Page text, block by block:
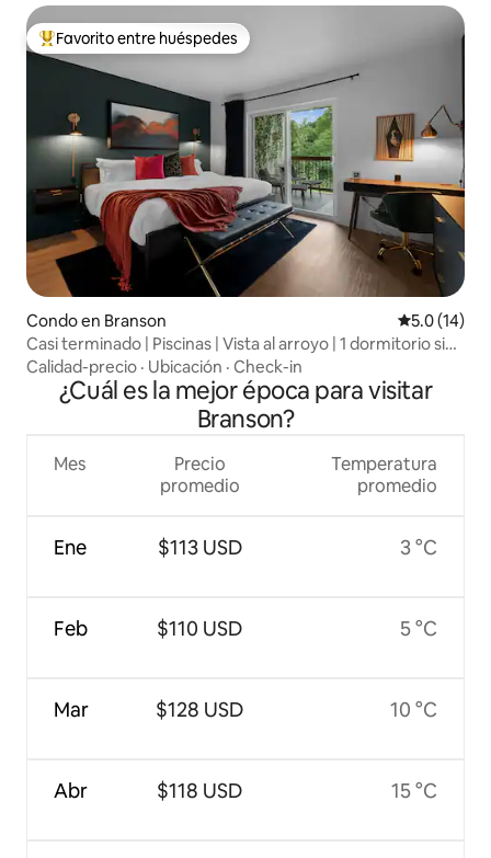
Favorito entre huéspedes preferido
Favorito entre huéspedes
Condo en Branson Calificación
5.0 (14)
Casi terminado | Piscinas | Vista al arroyo | 1 dormitorio sin
escaleras
Calidad-precio · Ubicación · Check-in
¿Cuál es la mejor época para visitar
Branson?
Mes
Ene
Feb
Mar
Abr
Precio
promedio
$113 USD
$110 USD
$128 USD
$118 USD
Temperatura
promedio
3 °C
5 °C
10 °C
15 °C